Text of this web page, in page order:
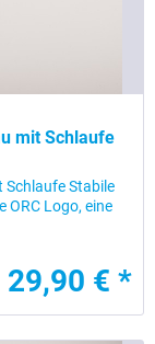
mit Schlaufe
Schlaufe Stabile
ORC Logo, eine
29,90 € *